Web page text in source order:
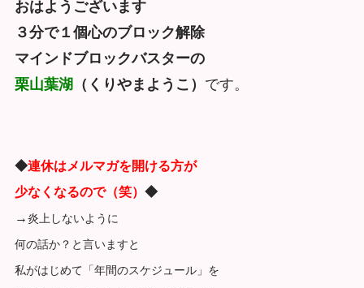
おはようございます
３分で１個心のブロック解除
マインドブロックバスターの
栗山葉湖 （くりやまようこ） です。
◆連休はメルマガを開ける方が
少なくなるので（笑） ◆
→炎上しないように
何の話か？と言いますと
私がはじめて「年間のスケジュール」を